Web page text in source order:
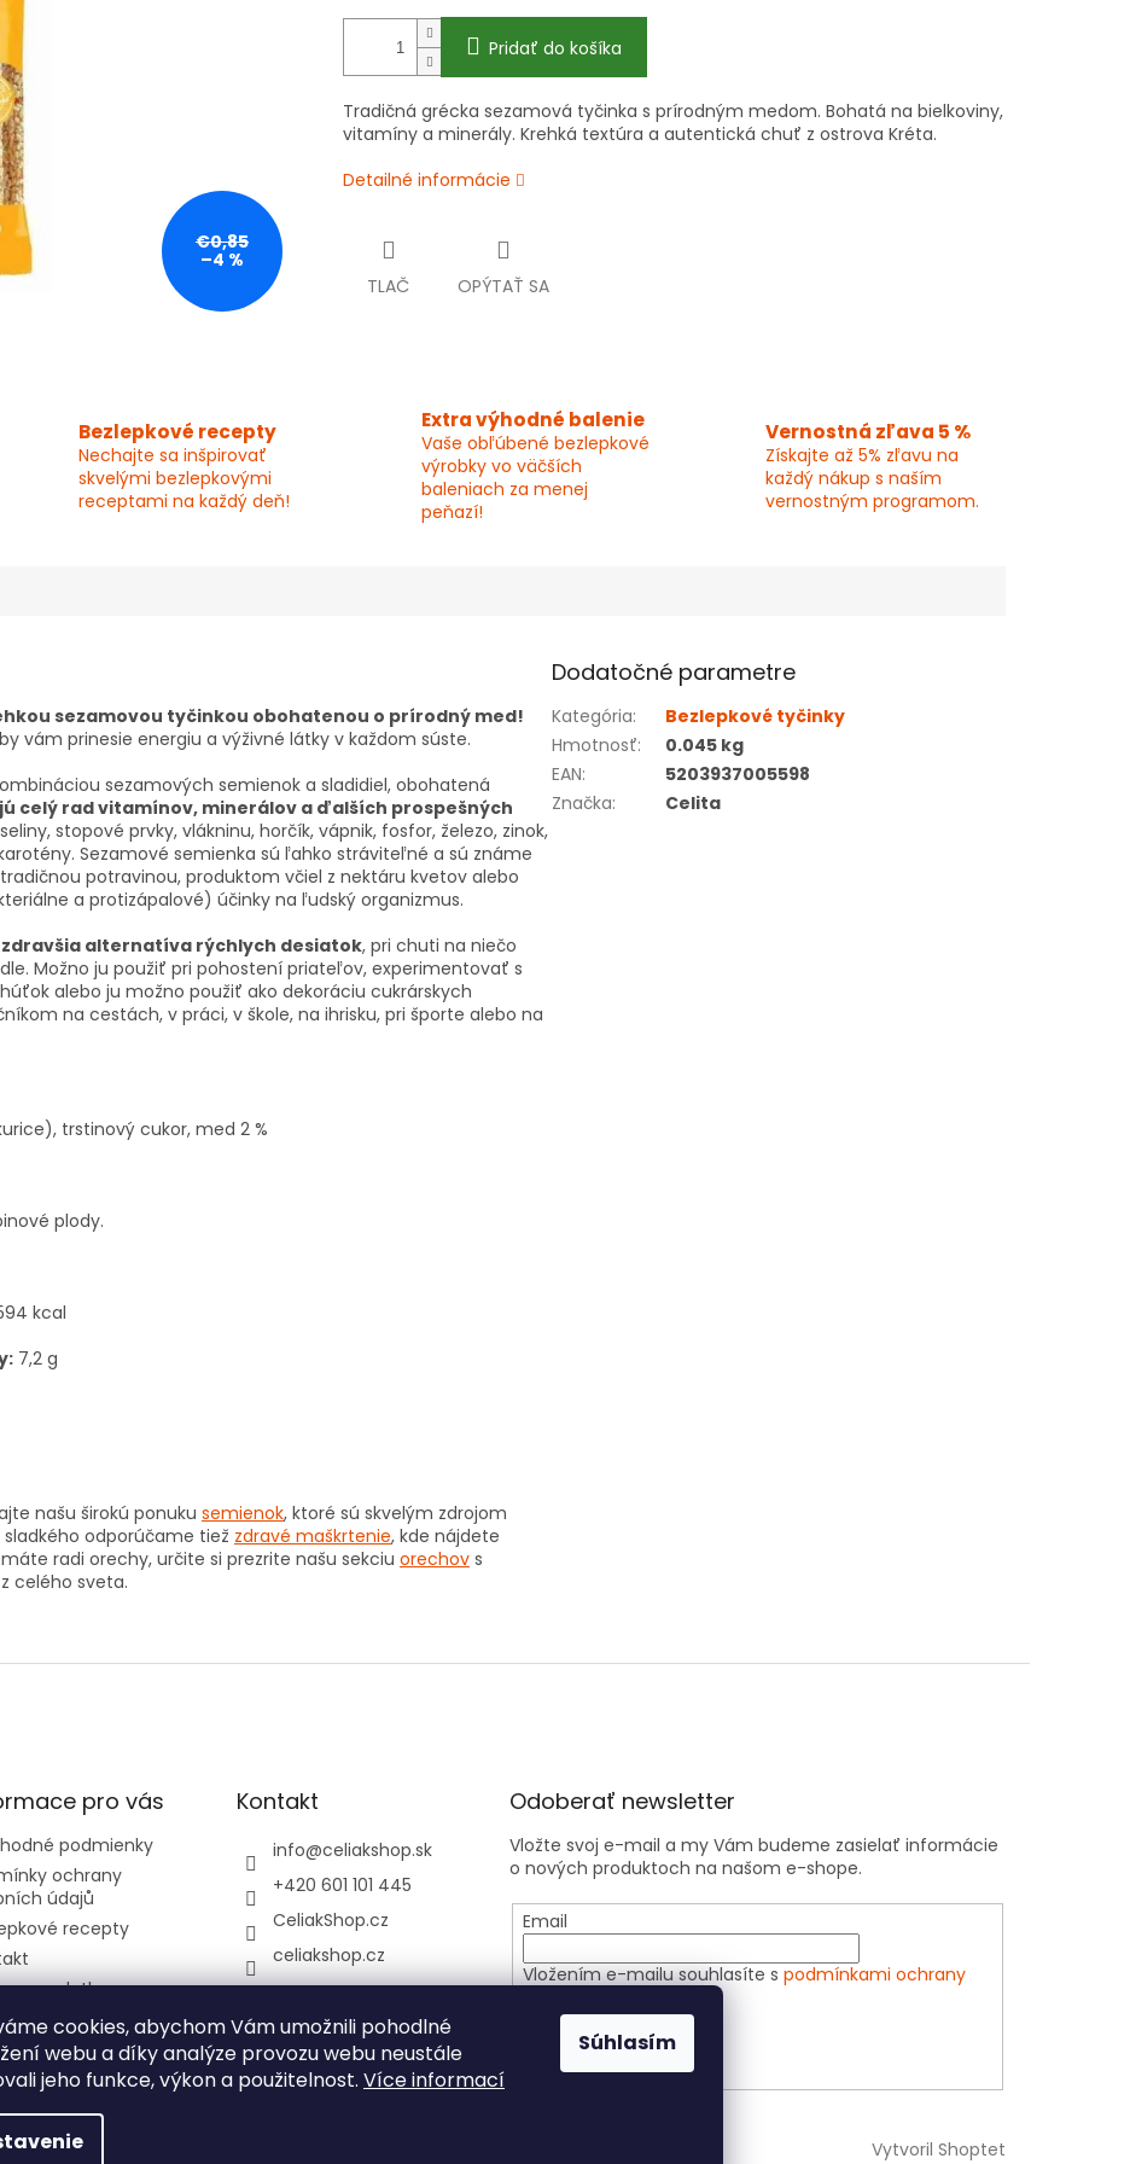
cookies, abychom Vám umožnili pohodlné
webu a díky analýze provozu webu neustále
jeho funkce, výkon a použitelnost. Více informací
Súhlasím
€0,85
–4 %
Pridať do košíka
Tradičná grécka sezamová tyčinka s prírodným medom. Bohatá na bielkoviny,
vitamíny a minerály. Krehká textúra a autentická chuť z ostrova Kréta.
Detailné informácie
TLAČ OPÝTAŤ SA
Bezlepkové recepty
Nechajte sa inšpirovať
skvelými bezlepkovými
receptami na každý deň!
Extra výhodné balenie
Vaše obľúbené bezlepkové
výrobky vo väčších
baleniach za menej
peňazí!
Vernostná zľava 5 %
Získajte až 5% zľavu na
každý nákup s naším
vernostným programom.
sezamovou tyčinkou obohatenou o prírodný med!
vám prinesie energiu a výživné látky v každom súste.
sezamových semienok a sladidiel, obohatená
celý rad vitamínov, minerálov a ďalších prospešných
stopové prvky, vlákninu, horčík, vápnik, fosfor, železo, zinok,
Sezamové semienka sú ľahko stráviteľné a sú známe
potravinou, produktom včiel z nektáru kvetov alebo
a protizápalové) účinky na ľudský organizmus.
alternatíva rýchlych desiatok, pri chuti na niečo
Možno ju použiť pri pohostení priateľov, experimentovať s
alebo ju možno použiť ako dekoráciu cukrárskych
na cestách, v práci, v škole, na ihrisku, pri športe alebo na
trstinový cukor, med 2 %
plody.
kcal
7,2 g
našu širokú ponuku semienok, ktoré sú skvelým zdrojom
odporúčame tiež zdravé maškrtenie, kde nájdete
radi orechy, určite si prezrite našu sekciu orechov s
celého sveta.
Dodatočné parametre
Kategória:
Bezlepkové tyčinky
Hmotnosť:
0.045 kg
EAN:
5203937005598
Značka: Celita
pro vás
podmienky
ochrany
údajů
recepty
a platba
a tipy
Kontakt
info@celiakshop.sk
+420 601 101 445
CeliakShop.cz
celiakshop.cz
Odoberať newsletter
Vložte svoj e-mail a my Vám budeme zasielať informácie
o nových produktoch na našom e-shope.
Email
Vložením e-mailu souhlasíte spodmínkami ochrany
PRIHLÁSIŤ SA
Vytvoril Shoptet
vyhradené.